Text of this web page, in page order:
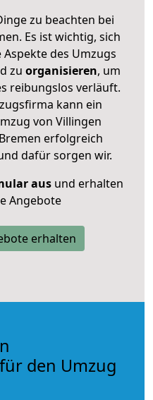
zu beachten bei
Es ist wichtig, sich
des Umzugs
zu organisieren, um
reibungslos verläuft.
kann ein
von Villingen
erfolgreich
dafür sorgen wir.
ausund erhalten
Angebote
erhalten
den Umzug